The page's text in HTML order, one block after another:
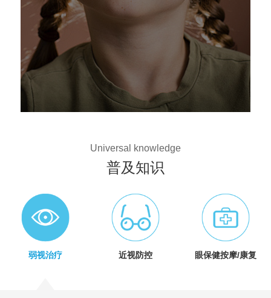
Universal knowledge
普及知识
弱视治疗 近视防控 眼保健按摩/康复